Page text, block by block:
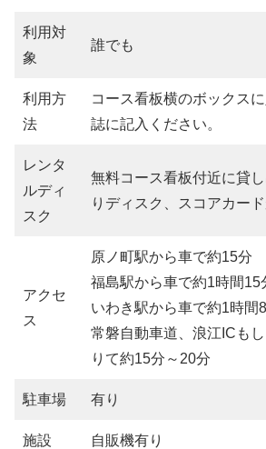
利用対
象
誰でも
利用方
法
コース看板横のボックス
誌に記入ください。
レンタ
ルディ
スク
無料コース看板付近に貸
りディスク、スコアカー
アクセ
ス
原ノ町駅から車で約15分
福島駅から車で約1時間15
いわき駅から車で約1時間
常磐自動車道、浪江ICも
りて約15分～20分
駐車場 有り
施設 自販機有り